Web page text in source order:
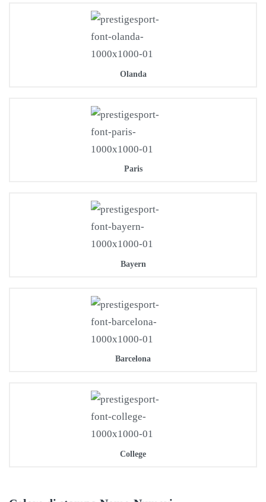
Olanda
Paris
Bayern
Barcelona
College